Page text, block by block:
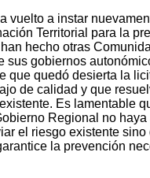
vuelto a instar
Territorial para la
hecho otras
sus gobiernos
que quedó desierta la
de calidad y que
Es lamentable
Regional no
el riesgo existente
la prevención